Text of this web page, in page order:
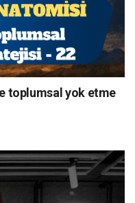
toplumsal yok etme